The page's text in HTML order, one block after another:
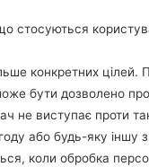
Натисніть та
Підключіть
звуку та Bixbi.
Натисніть
збільшення
Далі
стосуються
конкретних цілей.
бути дозволено
не виступає проти
або будь-яку іншу
коли обробка